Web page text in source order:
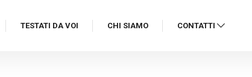
TESTATI DA VOI CHI SIAMO CONTATTI